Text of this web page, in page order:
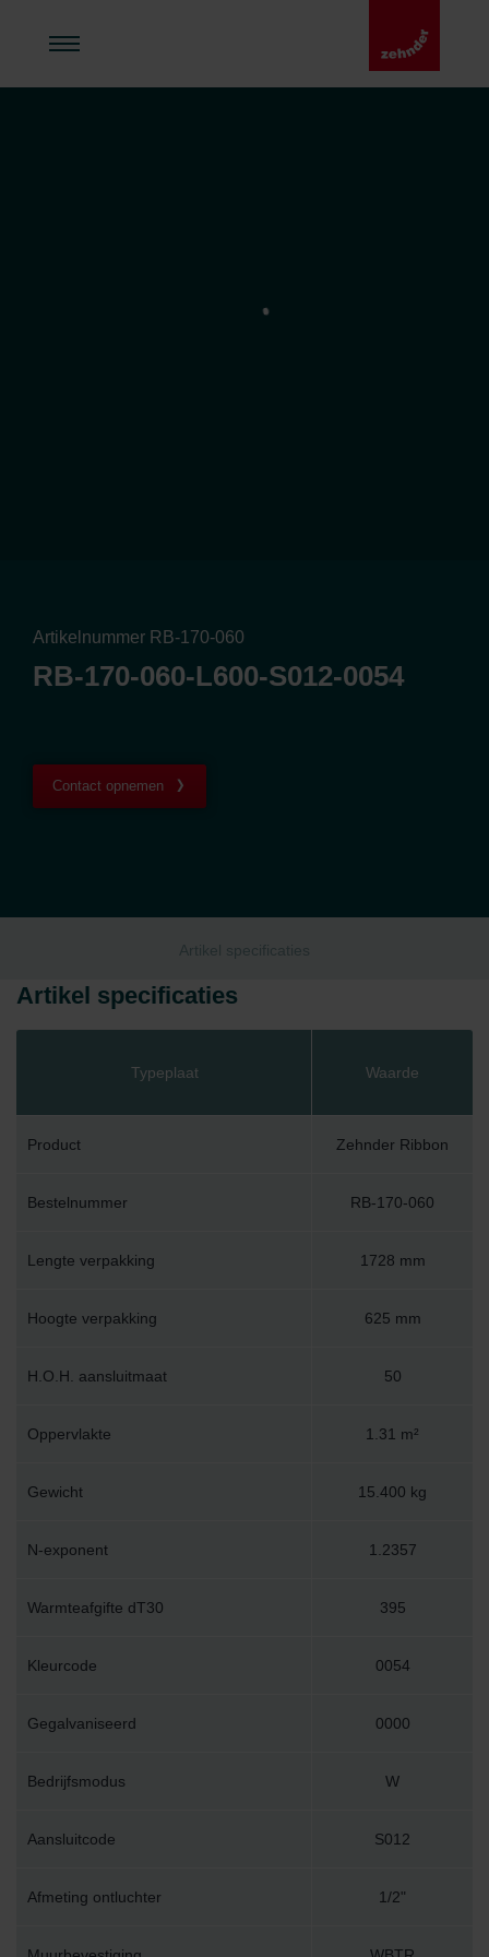
Artikelnummer RB-170-060
RB-170-060-L600-S012-0054
Contact opnemen
Artikel specificaties
Artikel specificaties
Typeplaat Waarde
Product Zehnder Ribbon
Bestelnummer RB-170-060
Lengte verpakking 1728 mm
Hoogte verpakking 625 mm
H.O.H. aansluitmaat 50
Oppervlakte 1.31 m²
Gewicht 15.400 kg
N-exponent 1.2357
Warmteafgifte dT30 395
Kleurcode 0054
Gegalvaniseerd 0000
Bedrijfsmodus W
Aansluitcode S012
Afmeting ontluchter 1/2"